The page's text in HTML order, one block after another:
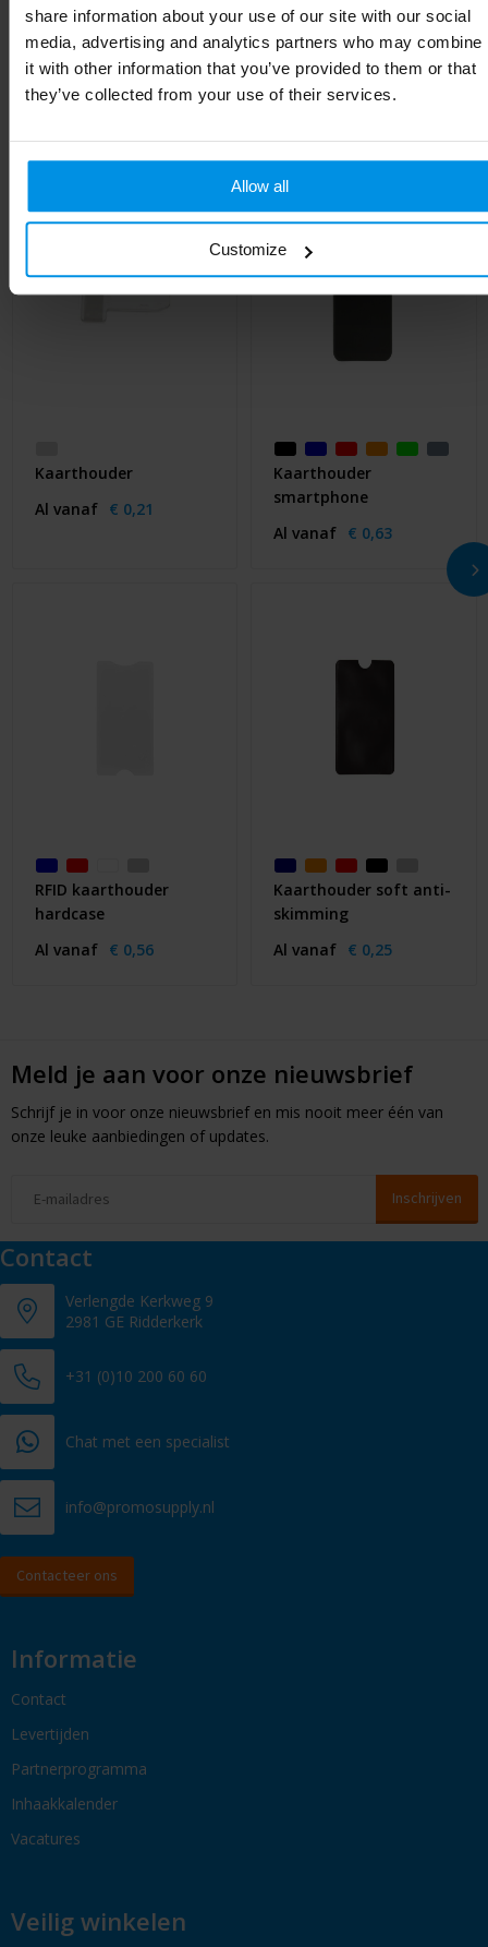
share information about your use of our site with our social
media, advertising and analytics partners who may combine
it with other information that you’ve provided to them or that
they’ve collected from your use of their services.
Allow all
Customize
Kaarthouder
Al vanaf € 0,21
Kaarthouder
smartphone
Al vanaf € 0,63
RFID kaarthouder
hardcase
Al vanaf € 0,56
Kaarthouder soft anti-
skimming
Al vanaf € 0,25
Meld je aan voor onze nieuwsbrief
Schrijf je in voor onze nieuwsbrief en mis nooit meer één van
onze leuke aanbiedingen of updates.
Contact
Verlengde Kerkweg 9
2981 GE Ridderkerk
+31 (0)10 200 60 60
Chat met een specialist
info@promosupply.nl
Contacteer ons
Informatie
Contact
Levertijden
Partnerprogramma
Inhaakkalender
Vacatures
Veilig winkelen